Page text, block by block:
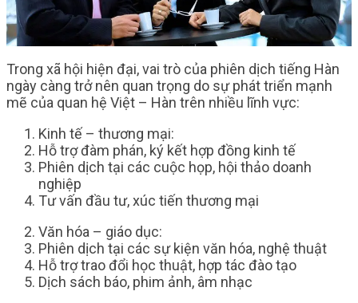
Trong xã hội hiện đại, vai trò của phiên dịch tiếng Hàn
ngày càng trở nên quan trọng do sự phát triển mạnh
mẽ của quan hệ Việt – Hàn trên nhiều lĩnh vực:
Kinh tế – thương mại:
Hỗ trợ đàm phán, ký kết hợp đồng kinh tế
Phiên dịch tại các cuộc họp, hội thảo doanh
nghiệp
Tư vấn đầu tư, xúc tiến thương mại
Văn hóa – giáo dục:
Phiên dịch tại các sự kiện văn hóa, nghệ thuật
Hỗ trợ trao đổi học thuật, hợp tác đào tạo
Dịch sách báo, phim ảnh, âm nhạc